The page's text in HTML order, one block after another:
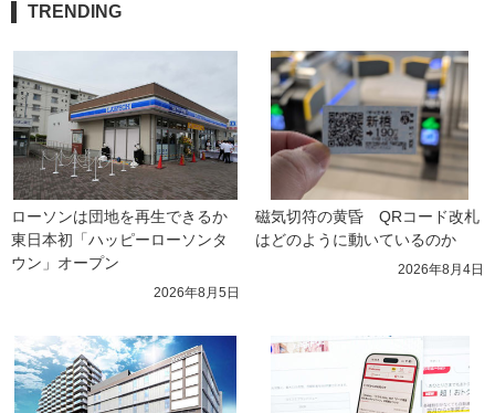
TRENDING
ローソンは団地を再生できるか
東日本初「ハッピーローソンタ
ウン」オープン
2026年8月5日
磁気切符の黄昏　QRコード改札
はどのように動いているのか
2026年8月4日